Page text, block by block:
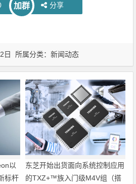
加群 分享
日 所属分类：新闻动态
以
标杆
东芝开始出货面向系统控制应用
的TXZ+™族入门级M4V组（搭